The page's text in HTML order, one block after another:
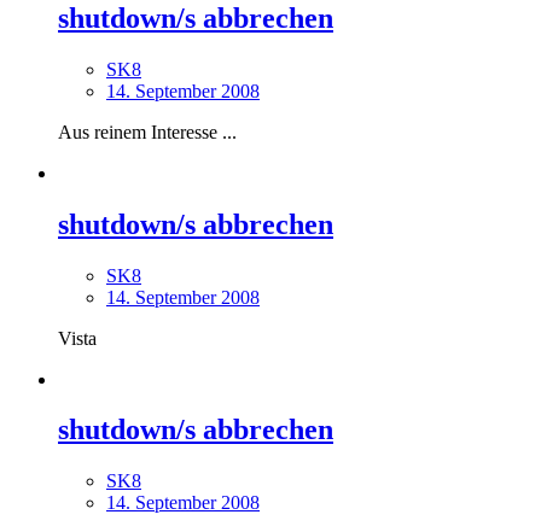
shutdown/s abbrechen
SK8
14. September 2008
Aus reinem Interesse ...
shutdown/s abbrechen
SK8
14. September 2008
Vista
shutdown/s abbrechen
SK8
14. September 2008